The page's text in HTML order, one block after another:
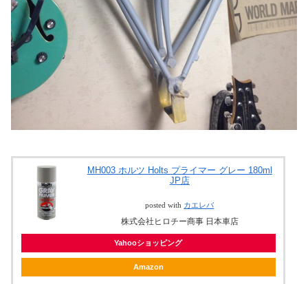
MH003 ホルツ Holts プライマー グレー 180ml
JP店
posted with カエレバ
株式会社ヒロチー商事 日本車店
Yahooショッピング
Amazon